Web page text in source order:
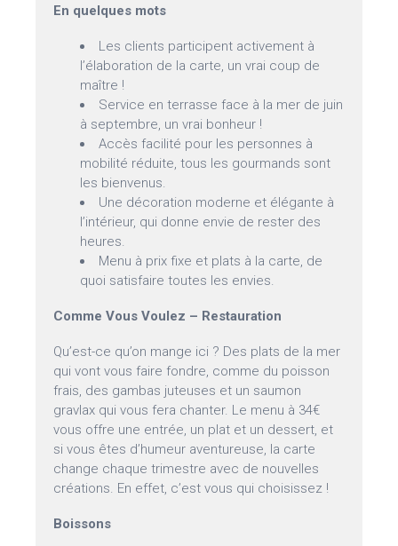
En quelques mots
Les clients participent activement à
l’élaboration de la carte, un vrai coup de
maître !
Service en terrasse face à la mer de juin
à septembre, un vrai bonheur !
Accès facilité pour les personnes à
mobilité réduite, tous les gourmands sont
les bienvenus.
Une décoration moderne et élégante à
l’intérieur, qui donne envie de rester des
heures.
Menu à prix fixe et plats à la carte, de
quoi satisfaire toutes les envies.
Comme Vous Voulez – Restauration
Qu’est-ce qu’on mange ici ? Des plats de la mer
qui vont vous faire fondre, comme du poisson
frais, des gambas juteuses et un saumon
gravlax qui vous fera chanter. Le menu à 34€
vous offre une entrée, un plat et un dessert, et
si vous êtes d’humeur aventureuse, la carte
change chaque trimestre avec de nouvelles
créations. En effet, c’est vous qui choisissez !
Boissons